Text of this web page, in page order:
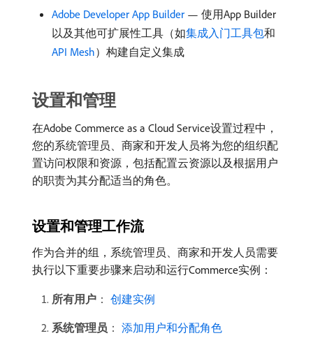
Adobe Developer App Builder — 使用App Builder
以及其他可扩展性工具（如集成入门工具包和
API Mesh）构建自定义集成
设置和管理
在Adobe Commerce as a Cloud Service设置过程中，
您的系统管理员、商家和开发人员将为您的组织配
置访问权限和资源，包括配置云资源以及根据用户
的职责为其分配适当的角色。
设置和管理工作流
作为合并的组，系统管理员、商家和开发人员需要
执行以下重要步骤来启动和运行Commerce实例：
所有用户 ： 创建实例
系统管理员 ： 添加用户和分配角色